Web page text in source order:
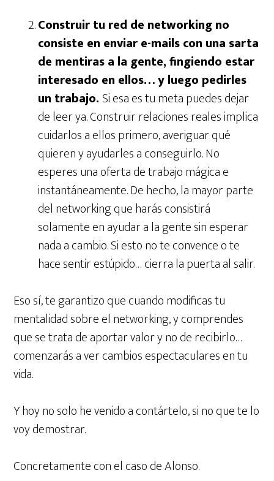
Construir tu red de networking no
consiste en enviar e-mails con una sarta
de mentiras a la gente, fingiendo estar
interesado en ellos… y luego pedirles
un trabajo. Si esa es tu meta puedes dejar
de leer ya. Construir relaciones reales implica
cuidarlos a ellos primero, averiguar qué
quieren y ayudarles a conseguirlo. No
esperes una oferta de trabajo mágica e
instantáneamente. De hecho, la mayor parte
del networking que harás consistirá
solamente en ayudar a la gente sin esperar
nada a cambio. Si esto no te convence o te
hace sentir estúpido… cierra la puerta al salir.
Eso sí, te garantizo que cuando modificas tu
mentalidad sobre el networking, y comprendes
que se trata de aportar valor y no de recibirlo…
comenzarás a ver cambios espectaculares en tu
vida.
Y hoy no solo he venido a contártelo, si no que te lo
voy demostrar.
Concretamente con el caso de Alonso.